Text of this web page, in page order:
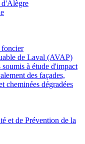
d'Alègre
foncier
de Laval (AVAP)
à étude d'impact
des façades,
cheminées dégradées
et de Prévention de la